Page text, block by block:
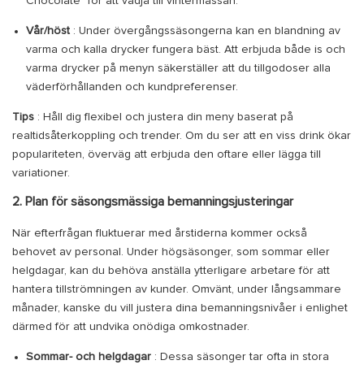
Vår/höst : Under övergångssäsongerna kan en blandning av
varma och kalla drycker fungera bäst. Att erbjuda både is och
varma drycker på menyn säkerställer att du tillgodoser alla
väderförhållanden och kundpreferenser.
Tips : Håll dig flexibel och justera din meny baserat på
realtidsåterkoppling och trender. Om du ser att en viss drink ökar
populariteten, överväg att erbjuda den oftare eller lägga till
variationer.
2. Plan för säsongsmässiga bemanningsjusteringar
När efterfrågan fluktuerar med årstiderna kommer också
behovet av personal. Under högsäsonger, som sommar eller
helgdagar, kan du behöva anställa ytterligare arbetare för att
hantera tillströmningen av kunder. Omvänt, under långsammare
månader, kanske du vill justera dina bemanningsnivåer i enlighet
därmed för att undvika onödiga omkostnader.
Sommar- och helgdagar : Dessa säsonger tar ofta in stora